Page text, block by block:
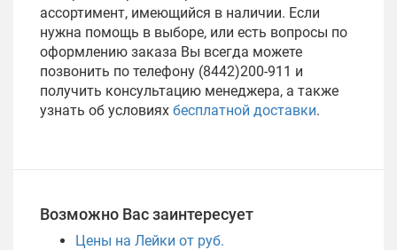
ассортимент, имеющийся в наличии. Если
нужна помощь в выборе, или есть вопросы по
оформлению заказа Вы всегда можете
позвонить по телефону (8442)200-911 и
получить консультацию менеджера, а также
узнать об условиях бесплатной доставки.
Возможно Вас заинтересует
Цены на Лейки от руб.